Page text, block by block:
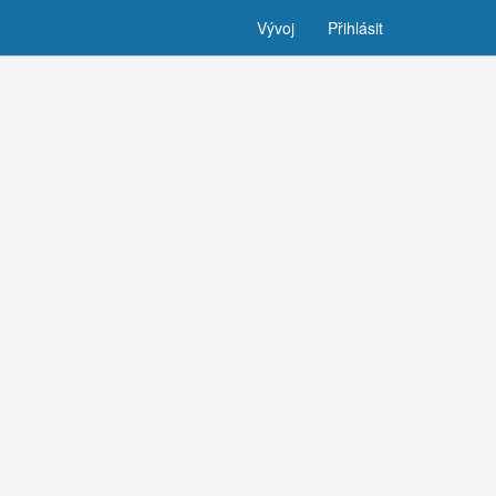
Vývoj Přihlásit